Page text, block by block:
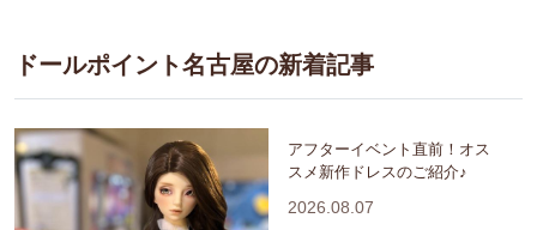
ドールポイント名古屋の新着記事
アフターイベント直前！オス
スメ新作ドレスのご紹介♪
2026.08.07